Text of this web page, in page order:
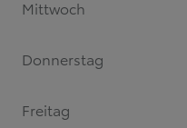
Mittwoch
Donnerstag
Freitag